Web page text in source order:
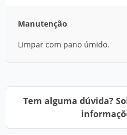
Manutenção
Limpar com pano úmido.
Tem alguma dúvida?